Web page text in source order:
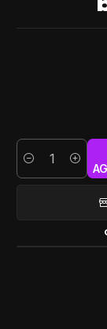
Cantidad